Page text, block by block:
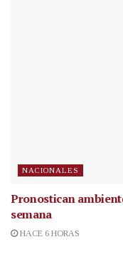
NACIONALES
Pronostican
semana
HACE 6 HORAS